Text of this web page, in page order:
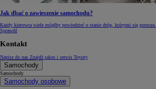
Jak dbać o zawieszenie samochodu?
Każdy kierowca wiele mógłby powiedzieć o stanie dróg, którymi się porusza.
Sprawdź
Kontakt
Napisz do nas Znajdź salon i serwis Toyoty
Samochody
Samochody
Samochody osobowe